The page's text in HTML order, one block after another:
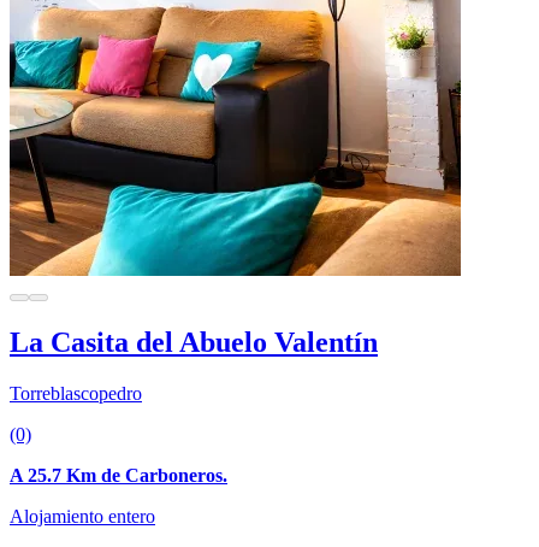
La Casita del Abuelo Valentín
Torreblascopedro
(0)
A 25.7 Km de Carboneros.
Alojamiento entero